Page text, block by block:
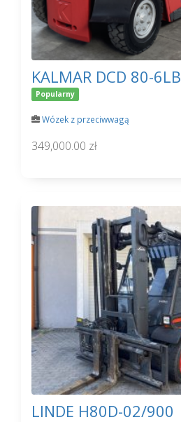
KALMAR DCD 80-6LB
Popularny
Wózek z przeciwwagą
349,000.00 zł
LINDE H80D-02/900